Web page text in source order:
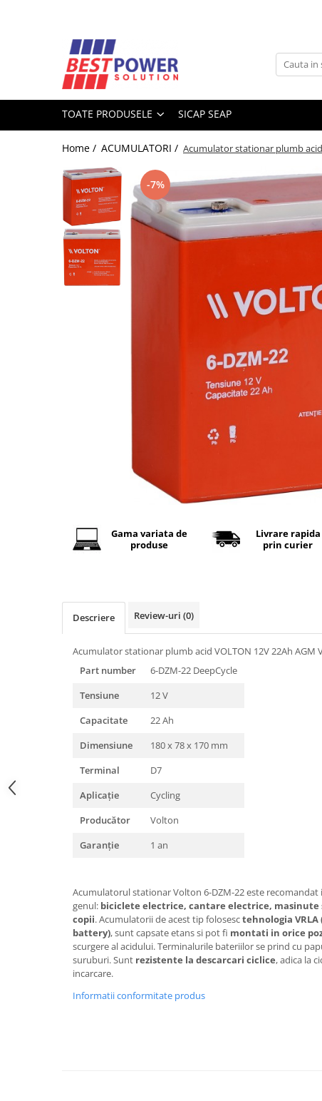
Toate Produsele
ACUMULATORI
Acumulatori Moto
Acumulatori Vehicule electrice
Acumulatori LiFePO4
UPS - Calculatoare
UPS - Centrale termice
SURSE ALIMENTARE LED
TOATE PRODUSELE SICAP SEAP
Home / ACUMULATORI / Acumulator stationar plumb acid
-7%
Gama variata de
produse
Livrare rapida
prin curier
Descriere Review-uri (0)
Acumulator stationar plumb acid VOLTON 12V 22Ah AGM
Part number
6-DZM-22 DeepCycle
Tensiune
12 V
Capacitate
22 Ah
Dimensiune
180 x 78 x 170 mm
Terminal
D7
Aplicație
Cycling
Producător
Volton
Garanție
1 an
Acumulatorul stationar Volton 6-DZM-22 este
genul: biciclete electrice, cantare electrice,
copii. Acumulatorii de acest tip folosesctehnologia VRLA
battery), sunt capsate etans si pot fi montati in orice
scurgere al acidului. Terminalurile bateriilor se prind cu
suruburi. Sunt rezistente la descarcari ciclice, adica la
incarcare.
Informatii conformitate produs